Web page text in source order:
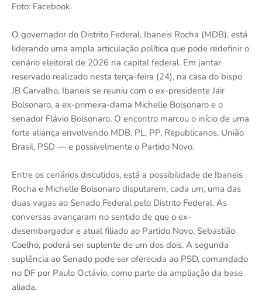
Foto: Facebook.
O governador do Distrito Federal, Ibaneis Rocha (MDB), está
liderando uma ampla articulação política que pode redefinir o
cenário eleitoral de 2026 na capital federal. Em jantar
reservado realizado nesta terça-feira (24), na casa do bispo
JB Carvalho, Ibaneis se reuniu com o ex-presidente Jair
Bolsonaro, a ex-primeira-dama Michelle Bolsonaro e o
senador Flávio Bolsonaro. O encontro marcou o início de uma
forte aliança envolvendo MDB, PL, PP, Republicanos, União
Brasil, PSD — e possivelmente o Partido Novo.
Entre os cenários discutidos, está a possibilidade de Ibaneis
Rocha e Michelle Bolsonaro disputarem, cada um, uma das
duas vagas ao Senado Federal pelo Distrito Federal. As
conversas avançaram no sentido de que o ex-
desembargador e atual filiado ao Partido Novo, Sebastião
Coelho, poderá ser suplente de um dos dois. A segunda
suplência ao Senado pode ser oferecida ao PSD, comandado
no DF por Paulo Octávio, como parte da ampliação da base
aliada.